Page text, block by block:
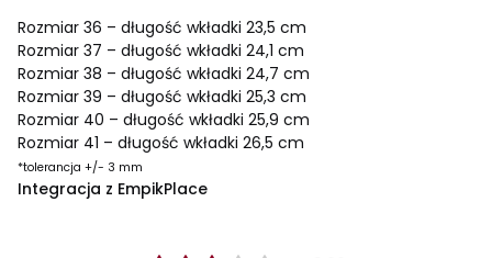
Rozmiar 36 – długość wkładki 23,5 cm
Rozmiar 37 – długość wkładki 24,1 cm
Rozmiar 38 – długość wkładki 24,7 cm
Rozmiar 39 – długość wkładki 25,3 cm
Rozmiar 40 – długość wkładki 25,9 cm
Rozmiar 41 – długość wkładki 26,5 cm
*tolerancja +/- 3 mm
Integracja z EmpikPlace